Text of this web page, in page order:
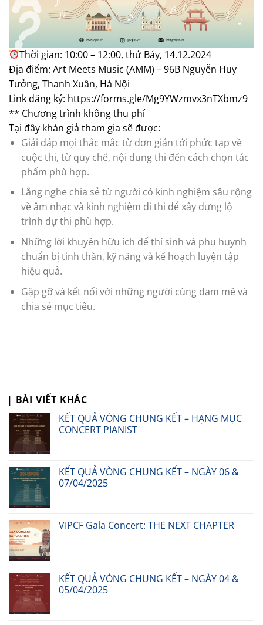
Thời gian: 10:00 – 12:00, thứ Bảy, 14.12.2024
Địa điểm: Art Meets Music (AMM) – 96B Nguyễn Huy
Tưởng, Thanh Xuân, Hà Nội
Link đăng ký: https://forms.gle/Mg9YWzmvx3nTXbmz9
** Chương trình không thu phí
Tại đây khán giả tham gia sẽ được:
Giải đáp mọi thắc mắc từ đơn giản tới phức tạp về
cuộc thi, từ quy chế, nội dung thi đến cách chọn tác
phẩm phù hợp.
Lắng nghe chia sẻ từ người có kinh nghiệm sâu rộng
về âm nhạc và kinh nghiệm đi thi để xây dựng lộ
trình dự thi phù hợp.
Những lời khuyên hữu ích để thí sinh và phụ huynh
chuẩn bị tinh thần, kỹ năng và kế hoạch luyện tập
hiệu quả.
Gặp gỡ và kết nối với những người cùng đam mê và
chia sẻ mục tiêu.
| BÀI VIẾT KHÁC
KẾT QUẢ VÒNG CHUNG KẾT – HẠNG MỤC
CONCERT PIANIST
KẾT QUẢ VÒNG CHUNG KẾT – NGÀY 06 &
07/04/2025
VIPCF Gala Concert: THE NEXT CHAPTER
KẾT QUẢ VÒNG CHUNG KẾT – NGÀY 04 &
05/04/2025